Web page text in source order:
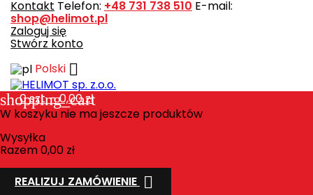
Kontakt Telefon: +48 731 738 510 E-mail:
shop@helimot.pl
Zaloguj się
Stwórz konto
Polski 
shopping_cart
0szt. - 0,00 zł
W koszyku nie ma jeszcze produktów
Wysyłka
Razem0,00 zł
REALIZUJ ZAMÓWIENIE 